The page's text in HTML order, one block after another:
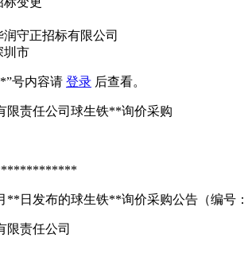
润守正招标有限公司
圳市
号内容请 登录 后查看。
限责任公司球生铁**询价采购
日发布的球生铁**询价采购公告（编号：
限责任公司